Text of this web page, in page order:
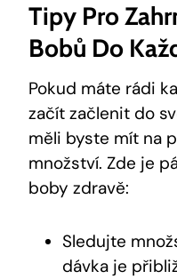
Tipy Pro
Bobů Do
Pokud ⁤máte rádi
začít začlenit do
měli byste mít na
množství. Zde je
boby zdravě:
Sledujte
dávka je